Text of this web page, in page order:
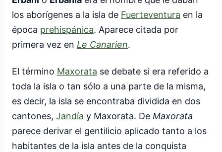
los aborígenes a la isla de Fuerteventura en la
época prehispánica. Aparece citada por
primera vez en Le Canarien.
El término Maxorata se debate si era referido a
toda la isla o tan sólo a una parte de la misma,
es decir, la isla se encontraba dividida en dos
cantones, Jandía y Maxorata. De Maxorata
parece derivar el gentilicio aplicado tanto a los
habitantes de la isla antes de la conquista